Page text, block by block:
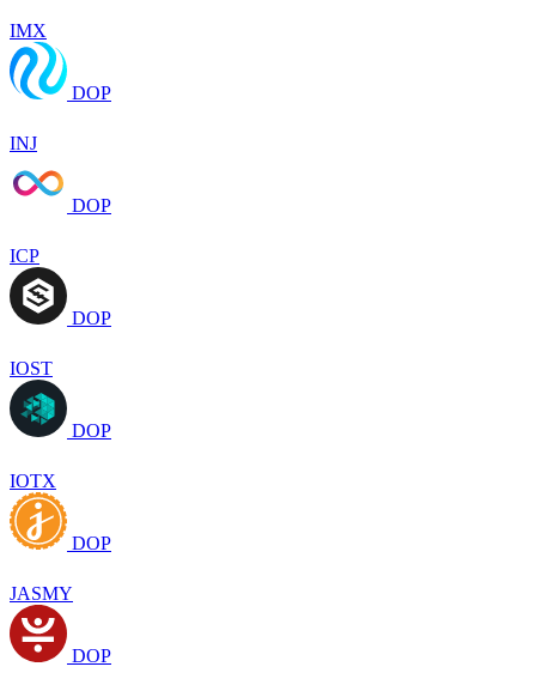
IMX
DOP
INJ
DOP
ICP
DOP
IOST
DOP
IOTX
DOP
JASMY
DOP